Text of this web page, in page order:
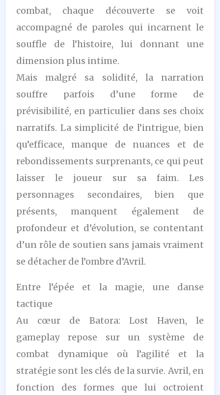
combat, chaque découverte se voit
accompagné de paroles qui incarnent le
souffle de l’histoire, lui donnant une
dimension plus intime.
Mais malgré sa solidité, la narration
souffre parfois d’une forme de
prévisibilité, en particulier dans ses choix
narratifs. La simplicité de l’intrigue, bien
qu’efficace, manque de nuances et de
rebondissements surprenants, ce qui peut
laisser le joueur sur sa faim. Les
personnages secondaires, bien que
présents, manquent également de
profondeur et d’évolution, se contentant
d’un rôle de soutien sans jamais vraiment
se détacher de l’ombre d’Avril.
Entre l’épée et la magie, une danse
tactique
Au cœur de Batora: Lost Haven, le
gameplay repose sur un système de
combat dynamique où l’agilité et la
stratégie sont les clés de la survie. Avril, en
fonction des formes que lui octroient